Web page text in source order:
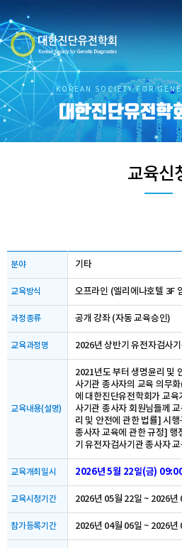
KOREAN SOCIETY FOR
대한진단유전학
교육신
분야 기타
교육방식 오프라인 (엘리에나호텔 3F
과정종류 공개 강좌 (자동 교육승인)
교육과정명 2026년 상반기 유전자검사
교육내용(설명)
2021년도 부터 생명윤리 및
사기관 종사자의 교육 의무
에 대한진단유전학회가 교
사기관 종사자 회원님들께
리 및 안전에 관한 법률] 시
종사자 교육에 관한 규정] 행
기 유전자검사기관 종사자
교육개최일시 2026년 5월 22일(금)
교육시청기간 2026년 05월 22일 ~ 2026년
참가등록기간 2026년 04월 06일 ~ 2026년